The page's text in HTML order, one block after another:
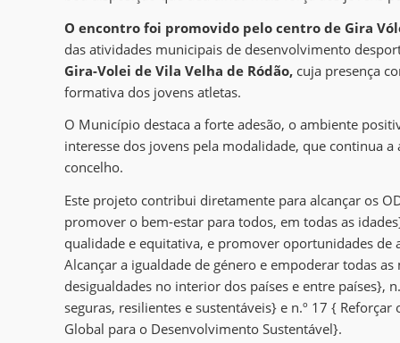
O encontro foi promovido pelo centro de Gira
das atividades municipais de desenvolvimento
Gira-Volei de Vila Velha de Ródão, cuja presença
formativa dos jovens atletas.
O Município destaca a forte adesão, o ambiente
interesse dos jovens pela modalidade, que continua
concelho.
Este projeto contribui diretamente para alcançar os
promover o bem-estar para todos, em todas as
qualidade e equitativa, e promover oportunidades de
Alcançar a igualdade de género e empoderar todas
desigualdades no interior dos países e entre países},
seguras, resilientes e sustentáveis} e n.º 17 {
Global para o Desenvolvimento Sustentável}.